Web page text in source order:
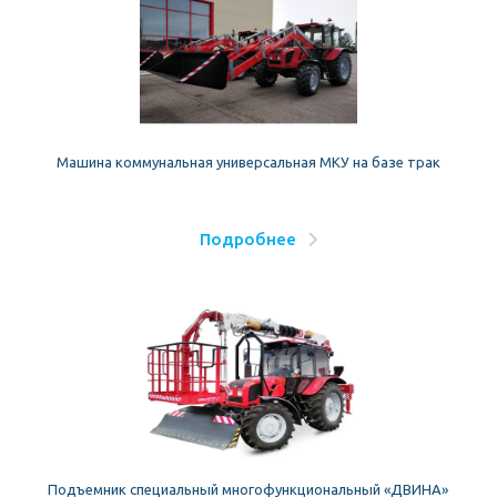
Машина коммунальная универсальная МКУ на базе трак
Подробнее
Подъемник специальный многофункциональный «ДВИНА»